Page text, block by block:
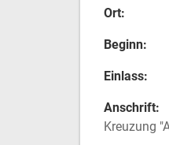
Ort:
Beginn:
Einlass:
Anschrift:
Kreuzung